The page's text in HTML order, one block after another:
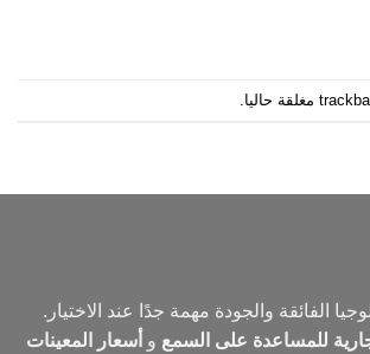
الفائقة والجودة مهمة جدًا عند الاختيار.
للمساعدة على السمع و أسعار المعينات